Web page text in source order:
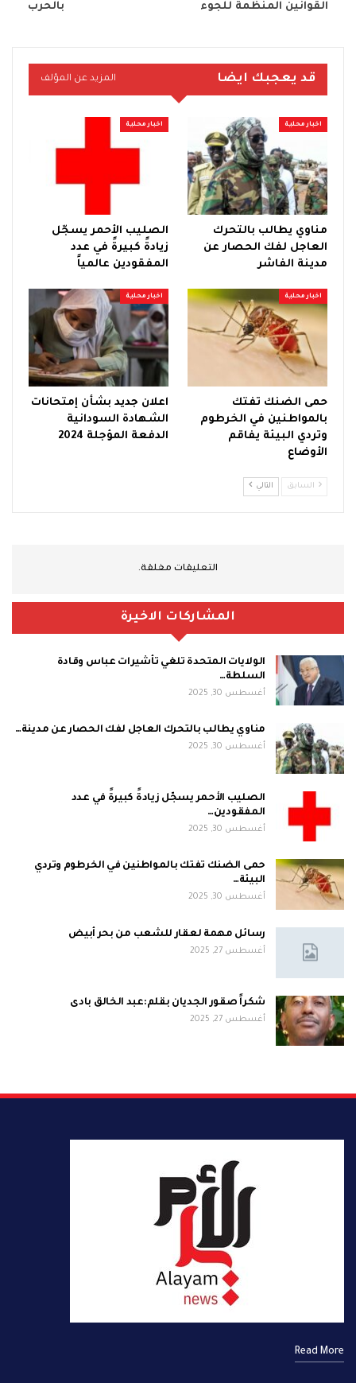
القوانين المنظمة للجوء بالحرب
قد يعجبك ايضا المزيد عن المؤلف
اخبار محلية
مناوي يطالب بالتحرك
العاجل لفك الحصار عن
مدينة الفاشر
اخبار محلية
الصليب الأحمر يسجّل
زيادةً كبيرةً في عدد
المفقودين عالمياً
اخبار محلية
حمى الضنك تفتك
بالمواطنين في الخرطوم
وتردي البيئة يفاقم
الأوضاع
اخبار محلية
اعلان جديد بشأن إمتحانات
الشهادة السودانية
الدفعة المؤجلة 2024
السابق التالي
التعليقات مغلقة.
المشاركات الاخيرة
الولايات المتحدة تلغي تأشيرات عباس وقادة
السلطة…
أغسطس 30, 2025
مناوي يطالب بالتحرك العاجل لفك الحصار عن مدينة…
أغسطس 30, 2025
الصليب الأحمر يسجّل زيادةً كبيرةً في عدد
المفقودين…
أغسطس 30, 2025
حمى الضنك تفتك بالمواطنين في الخرطوم وتردي
البيئة…
أغسطس 30, 2025
رسائل مهمة لعقار للشعب من بحر أبيض
أغسطس 27, 2025
شكراً صقور الجديان بقلم:عبد الخالق بادى
أغسطس 27, 2025
Read More